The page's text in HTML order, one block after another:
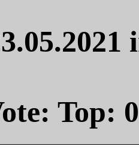
Top: 0